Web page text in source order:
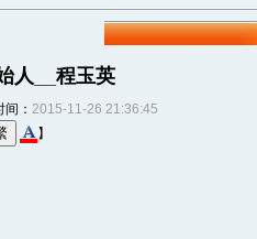
人__程玉英
： 2015-11-26 21:36:45
】